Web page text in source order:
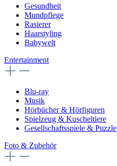
Gesundheit
Mundpflege
Rasierer
Haarstyling
Babywelt
Entertainment
Blu-ray
Musik
Hörbücher & Hörfiguren
Spielzeug & Kuscheltiere
Gesellschaftsspiele & Puzzle
Foto & Zubehör